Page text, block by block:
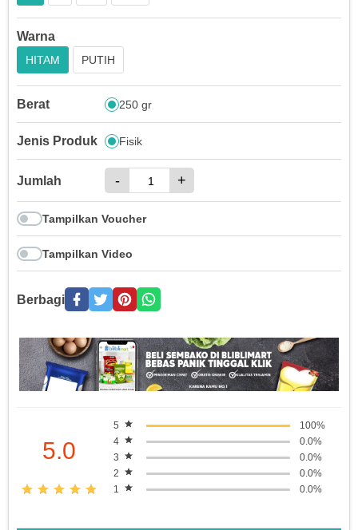
Warna
HITAM PUTIH
Berat 250 gr
Jenis Produk Fisik
Jumlah - +
Tampilkan Voucher
Tampilkan Video
Berbagi
5.0
5
100%
4
0.0%
3
0.0%
2
0.0%
1
0.0%